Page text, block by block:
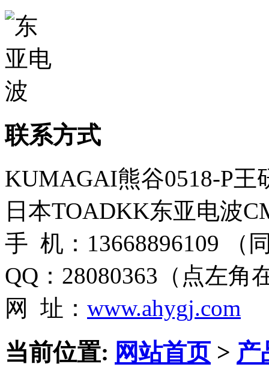
联系方式
KUMAGAI熊谷0518-P王
日本TOADKK东亚电波
手 机：13668896109 （
QQ：28080363（点左角
网 址： www.ahygj.com
当前位置: 网站首页> 产